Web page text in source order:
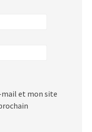
et mon site